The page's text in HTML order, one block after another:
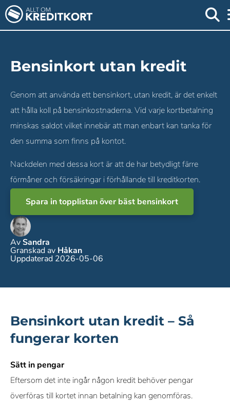
Bensinkort utan kredit
Genom att använda ett bensinkort, utan kredit, är det enkelt
att hålla koll på bensinkostnaderna. Vid varje kortbetalning
minskas saldot vilket innebär att man enbart kan tanka för
den summa som finns på kontot.
Nackdelen med dessa kort är att de har betydligt färre
förmåner och försäkringar i förhållande till kreditkorten.
Spara in topplistan över bäst bensinkort
AvSandra
Granskad av Håkan
Uppdaterad 2026-05-06
Bensinkort utan kredit – Så
fungerar korten
Sätt in pengar
Eftersom det inte ingår någon kredit behöver pengar
överföras till kortet innan betalning kan genomföras.